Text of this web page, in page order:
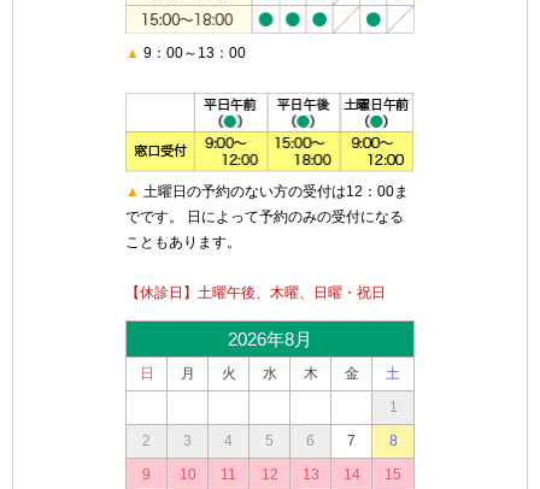
▲ 9：00～13：00
▲ 土曜日の予約のない方の受付は12：00ま
でです。 日によって予約のみの受付になる
こともあります。
【休診日】土曜午後、木曜、日曜・祝日
2026年8月
日 月 火 水 木 金
土
1
2
3 4 5 6 7
8
9
10 11 12 13 14
15